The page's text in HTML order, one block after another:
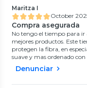
Maritza I
October
Compra asegurada
No tengo el tiempo para
mejores productos. Este
protegen la fibra, en
suave y mas ordenado
Denunciar